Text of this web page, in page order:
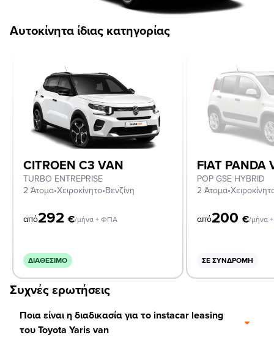
Αυτοκίνητα ίδιας κατηγορίας
CITROEN C3 VAN
TURBO ENTREPRISE
2 Άτομα•Χειροκίνητο•Βενζίνη
από292 €/μήνα + ΦΠΑ
ΔΙΑΘΈΣΙΜΟ
FIAT PANDA
POP GSE HYBRID
2 Άτομα•
από200 €/μήνα
ΣΕ ΣΥΝΔΡΟΜΉ
Συχνές ερωτήσεις
Ποια είναι η διαδικασία για το instacar leasing
του Toyota Yaris van